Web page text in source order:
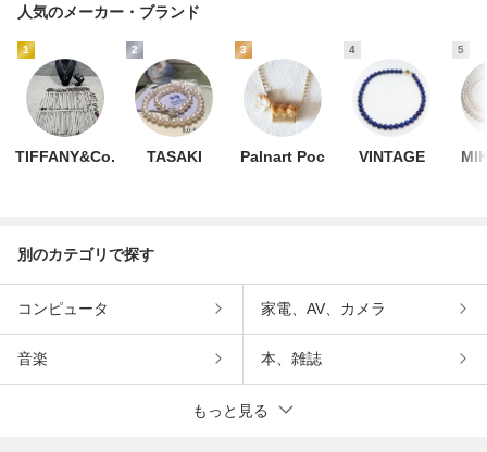
人気のメーカー・ブランド
1
TIFFANY&Co.
2
TASAKI
3
Palnart Poc
4
VINTAGE
5
別のカテゴリで探す
コンピュータ 家電、AV、カメラ
音楽 本、雑誌
もっと見る